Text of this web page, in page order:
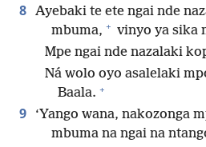
8 Ayebaki te ete ngai nde
mbuma, + vinyo ya sika
Mpe ngai nde nazalaki
Ná wolo oyo asalelaki
Baala. +
9
‘Yango wana, nakozonga
mbuma na ngai na